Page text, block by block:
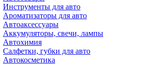
Инструменты для авто
Ароматизаторы для авто
Автоаксессуары
Аккумуляторы, свечи, лампы
Автохимия
Салфетки, губки для авто
Автокосметика